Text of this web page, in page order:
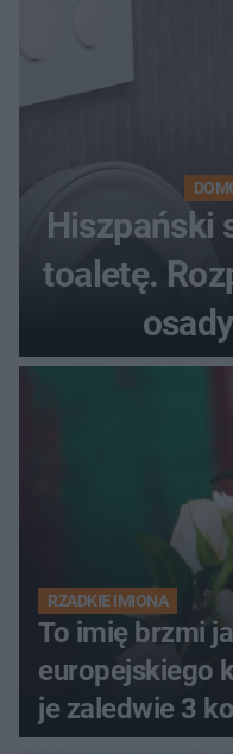
Hiszpański
toaletę.
RZADKIE IMIONA
To imię brzmi
europejskiego
je zaledwie 3